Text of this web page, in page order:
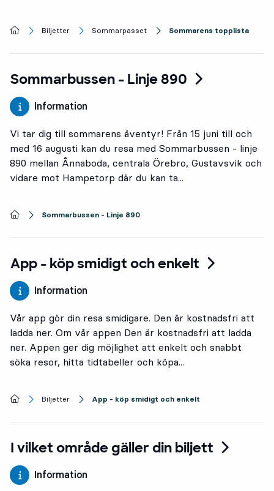
StartsidaBiljetter Sommarpasset Sommarens topplista
Sommarbussen - Linje 890
Information
Vi tar dig till sommarens äventyr! Från 15 juni till och
med 16 augusti kan du resa med Sommarbussen - linje
890 mellan Ånnaboda, centrala Örebro, Gustavsvik och
vidare mot Hampetorp där du kan ta...
StartsidaSommarbussen - Linje 890
App - köp smidigt och enkelt
Information
Vår app gör din resa smidigare. Den är kostnadsfri att
ladda ner. Om vår appen Den är kostnadsfri att ladda
ner. Appen ger dig möjlighet att enkelt och snabbt
söka resor, hitta tidtabeller och köpa...
StartsidaBiljetter App - köp smidigt och enkelt
I vilket område gäller din biljett
Information